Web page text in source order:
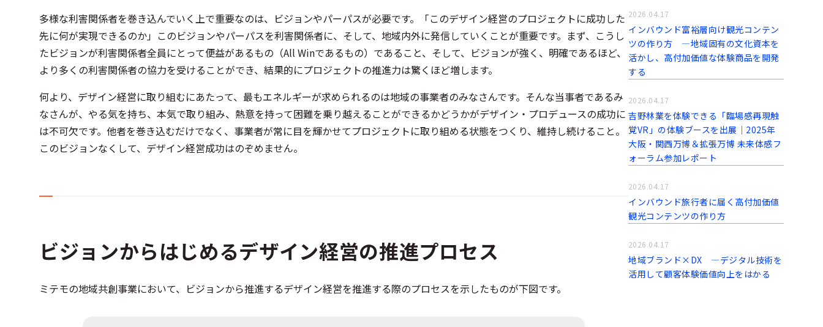
多様な利害関係者を巻き込んでいく上で重要なのは、ビジョンやパーパスが必要です。「このデザイン経営のプロジェクトに成功した
先に何が実現できるのか」このビジョンやパーパスを利害関係者に、そして、地域内外に発信していくことが重要です。まず、こうし
たビジョンが利害関係者全員にとって便益があるもの（All Winであるもの）であること、そして、ビジョンが強く、明確であるほど、
より多くの利害関係者の協力を受けることができ、結果的にプロジェクトの推進力は驚くほど増します。
何より、デザイン経営に取り組むにあたって、最もエネルギーが求められるのは地域の事業者のみなさんです。そんな当事者であるみ
なさんが、やる気を持ち、本気で取り組み、熱意を持って困難を乗り越えることができるかどうかがデザイン・プロデュースの成功に
は不可欠です。他者を巻き込むだけでなく、事業者が常に目を輝かせてプロジェクトに取り組める状態をつくり、維持し続けること。
このビジョンなくして、デザイン経営成功はのぞめません。
ビジョンからはじめるデザイン経営の推進プロセス
ミテモの地域共創事業において、ビジョンから推進するデザイン経営を推進する際のプロセスを示したものが下図です。
インバウンド富裕層向け観光コンテン
ツの作り方 ―地域固有の文化資本を
活かし、高付加価値な体験商品を開発
する
2026.04.17
吉野林業を体験できる「臨場感再現触
覚VR」の体験ブースを出展｜2025年
大阪・関西万博＆拡張万博 未来体感フ
ォーラム参加レポート
2026.04.17
インバウンド旅行者に届く高付加価値
観光コンテンツの作り方
2026.04.17
地域ブランド×DX ―デジタル技術を
活用して顧客体験価値向上をはかる
2026.04.17